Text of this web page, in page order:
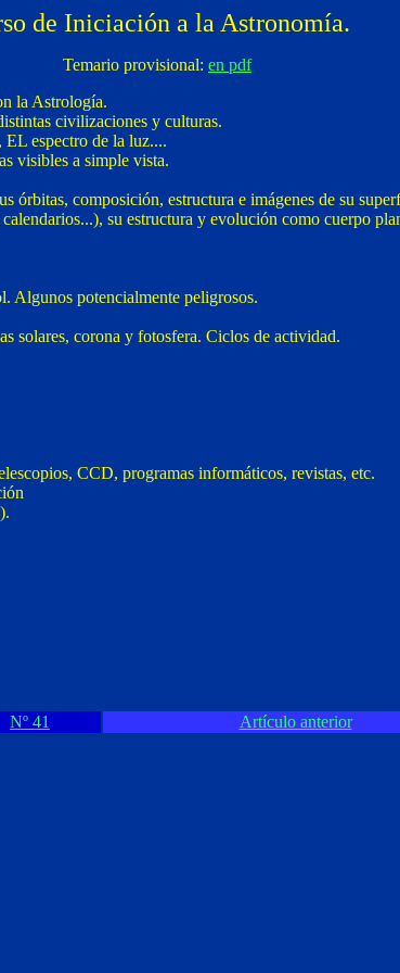
de Iniciación a la Astronomía.
Temario provisional: en pdf
la Astrología.
civilizaciones y culturas.
espectro de la luz....
visibles a simple vista.
órbitas, composición, estructura e imágenes de su
su estructura y evolución como cuerpo
Algunos potencialmente peligrosos.
solares, corona y fotosfera. Ciclos de actividad.
CCD, programas informáticos, revistas, etc.
Nº 41 Artículo anterior